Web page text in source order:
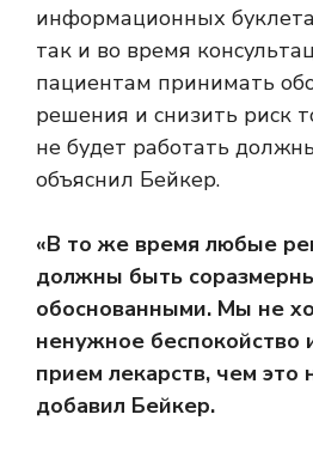
информационных
так и во время
пациентам принимать
решения и снизить риск
не будет работать
объяснил Бейкер.
«В то же время любые
должны быть
обоснованными. Мы не
ненужное беспокойство
прием лекарств, чем
добавил Бейкер.